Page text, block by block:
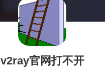
v2ray官网打不开